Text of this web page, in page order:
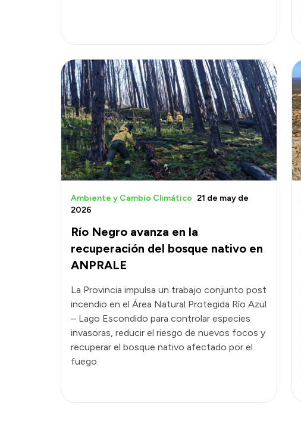
Río Negro avanza en la
recuperación del bosque nativo en
ANPRALE
Ambiente y Cambio Climático 21 de may de
2026
La Provincia impulsa un trabajo conjunto post
incendio en el Área Natural Protegida Río Azul
– Lago Escondido para controlar especies
invasoras, reducir el riesgo de nuevos focos y
recuperar el bosque nativo afectado por el
fuego.